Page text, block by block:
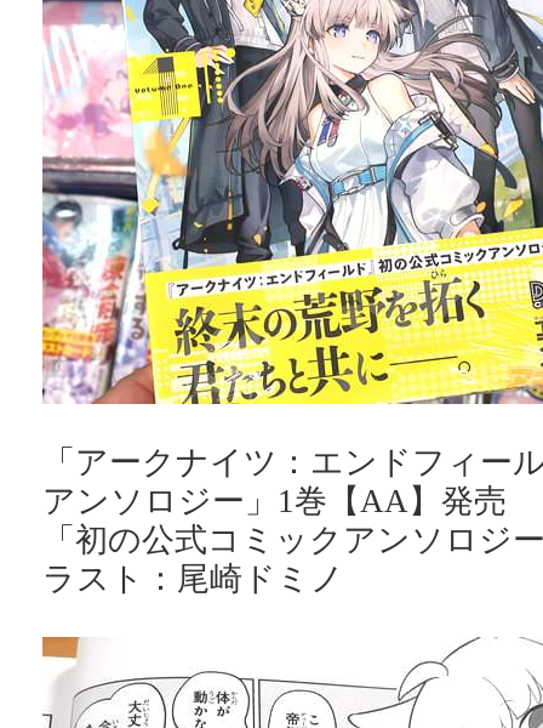
「アークナイツ：エンドフィ
アンソロジー」1巻【AA】発売
「初の公式コミックアンソロ
ラスト：尾崎ドミノ